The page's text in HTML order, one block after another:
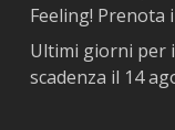
Feeling! Prenota
Ultimi giorni per
scadenza il 14